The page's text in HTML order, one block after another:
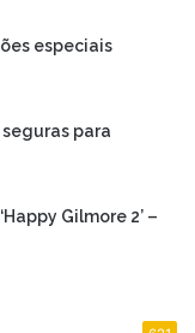
especiais
para
Gilmore 2’ –